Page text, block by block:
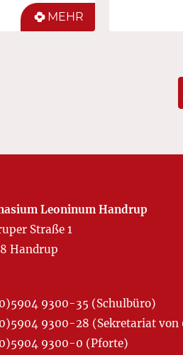
MEHR
Leoninum Handrup
Straße 1
Handrup
9300-35 (Schulbüro)
9300-28 (Sekretariat von
9300-0 (Pforte)